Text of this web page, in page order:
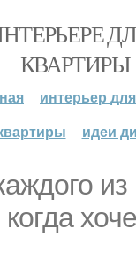
КВАРТИРЫ
интерьер
идеи
из